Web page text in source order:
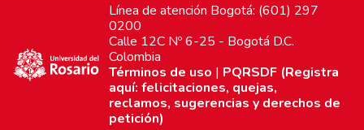
Línea de atención Bogotá: (601) 297
0200
Calle 12C Nº 6-25 - Bogotá D.C.
Colombia
Términos de uso | PQRSDF (Registra
aquí: felicitaciones, quejas,
reclamos, sugerencias y derechos de
petición)